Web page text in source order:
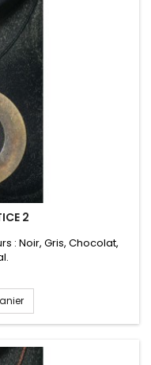
2
: Noir, Gris, Chocolat,